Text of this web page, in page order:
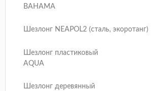
BAHAMA
Шезлонг NEAPOL2 (сталь, экоротанг)
Шезлонг пластиковый
AQUA
Шезлонг деревянный